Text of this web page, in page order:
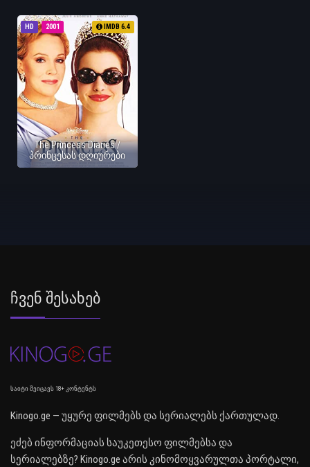
HD 2001 IMDB 6.4
The Princess Diaries /
პრინცესას დღიურები
Ჩვენ Შესახებ
საიტი შეიცავს 18+ კონტენტს
Kinogo.ge — უყურე ფილმებს და სერიალებს ქართულად.
ეძებ ინფორმაციას საუკეთესო ფილმებსა და
სერიალებზე? Kinogo.ge არის კინომოყვარულთა პორტალი,